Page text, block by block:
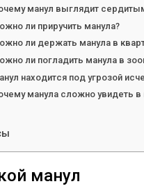
манул выглядит
ли приручить манула?
ли держать манула в
ли погладить манула в
находится под угрозой
манула сложно увидеть в
манул